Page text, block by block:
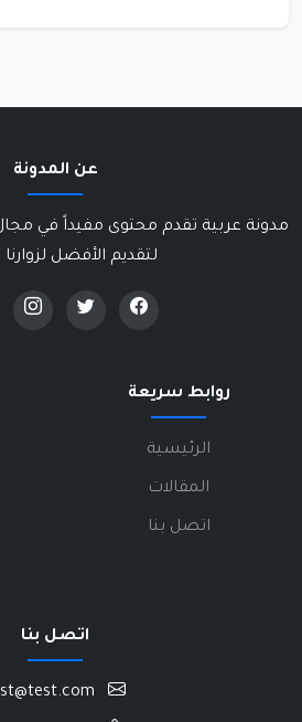
عن المدونة
مدونة عربية تقدم محتوى مفيداً في
لتقديم الأفضل لزوارنا
روابط سريعة
الرئيسية
المقالات
اتصل بنا
اتصل بنا